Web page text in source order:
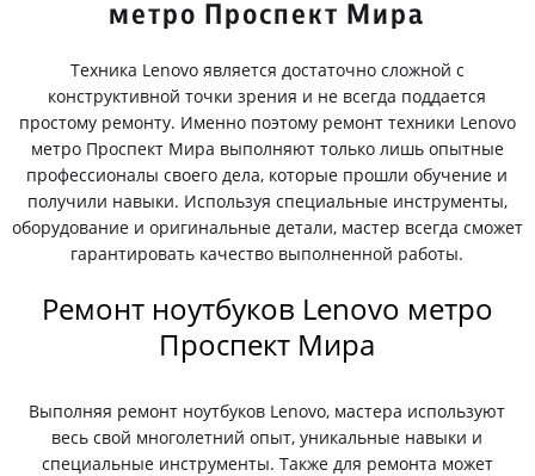
метро Проспект Мира
Техника Lenovo является достаточно сложной с
конструктивной точки зрения и не всегда поддается
простому ремонту. Именно поэтому ремонт техники Lenovo
метро Проспект Мира выполняют только лишь опытные
профессионалы своего дела, которые прошли обучение и
получили навыки. Используя специальные инструменты,
оборудование и оригинальные детали, мастер всегда сможет
гарантировать качество выполненной работы.
Ремонт ноутбуков Lenovo метро
Проспект Мира
Выполняя ремонт ноутбуков Lenovo, мастера используют
весь свой многолетний опыт, уникальные навыки и
специальные инструменты. Также для ремонта может